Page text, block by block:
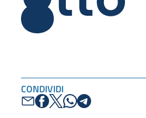
CONDIVIDI